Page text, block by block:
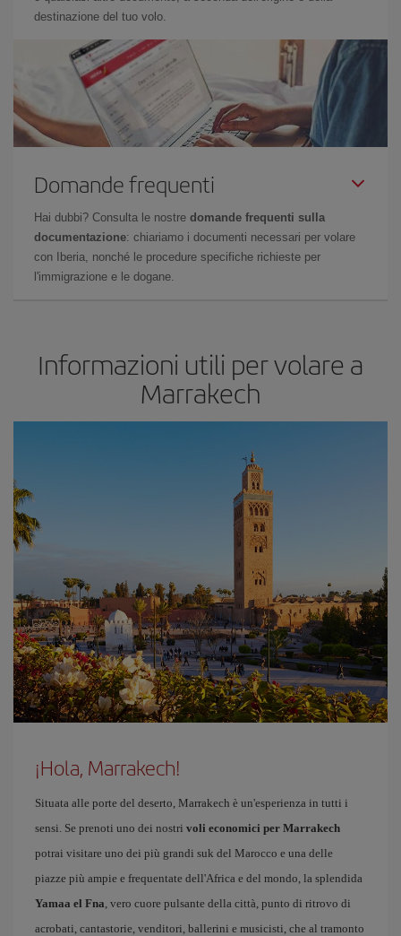
destinazione del tuo volo.
Domande frequenti
Hai dubbi? Consulta le nostre domande frequenti sulla
documentazione: chiariamo i documenti necessari per volare
con Iberia, nonché le procedure specifiche richieste per
l'immigrazione e le dogane.
Informazioni utili per volare a
Marrakech
¡Hola, Marrakech!
Situata alle porte del deserto, Marrakech è un'esperienza in tutti i
sensi. Se prenoti uno dei nostri voli economici per Marrakech
potrai visitare uno dei più grandi suk del Marocco e una delle
piazze più ampie e frequentate dell'Africa e del mondo, la splendida
Yamaa el Fna, vero cuore pulsante della città, punto di ritrovo di
acrobati, cantastorie, venditori, ballerini e musicisti, che al tramonto